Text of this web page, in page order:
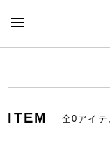
ITEM 全0アイテ